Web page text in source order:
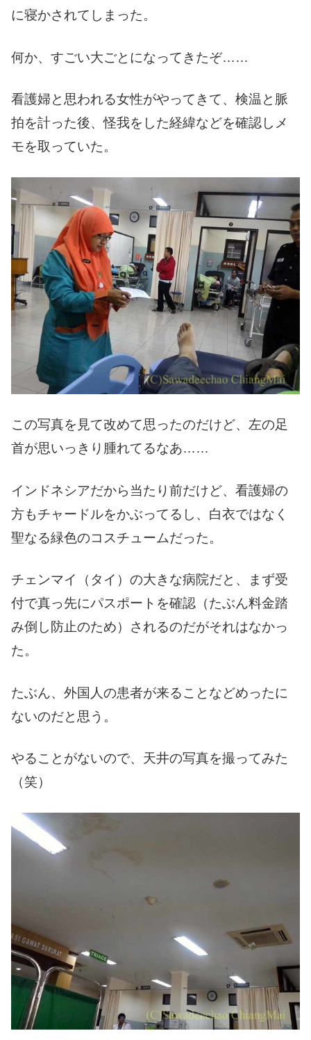
に寝かされてしまった。
何か、すごい大ごとになってきたぞ……
看護婦と思われる女性がやってきて、検温と脈
拍を計った後、怪我をした経緯などを確認しメ
モを取っていた。
この写真を見て改めて思ったのだけど、左の足
首が思いっきり腫れてるなあ……
インドネシアだから当たり前だけど、看護婦の
方もチャードルをかぶってるし、白衣ではなく
聖なる緑色のコスチュームだった。
チェンマイ（タイ）の大きな病院だと、まず受
付で真っ先にパスポートを確認（たぶん料金踏
み倒し防止のため）されるのだがそれはなかっ
た。
たぶん、外国人の患者が来ることなどめったに
ないのだと思う。
やることがないので、天井の写真を撮ってみた
（笑）